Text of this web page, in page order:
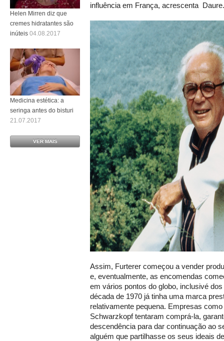
influência em França, acrescenta Daure.
Assim, Furterer começou a vender
e, eventualmente, as encomendas
em vários pontos do globo, inclusivé
década de 1970 já tinha uma marca
relativamente pequena. Empresas
Schwarzkopf tentaram comprá-la,
descendência para dar continuação ao
alguém que partilhasse os seus ideais
Helen Mirren diz que
cremes hidratantes são
inúteis 04.08.2017
Medicina estética: a
seringa antes do bisturi
21.07.2017
VER MAIS